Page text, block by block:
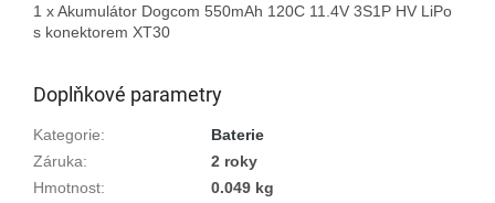
1 x Akumulátor Dogcom 550mAh 120C 11.4V 3S1P HV LiPo
s konektorem XT30
Doplňkové parametry
Kategorie:
Baterie
Záruka:
2 roky
Hmotnost:
0.049 kg